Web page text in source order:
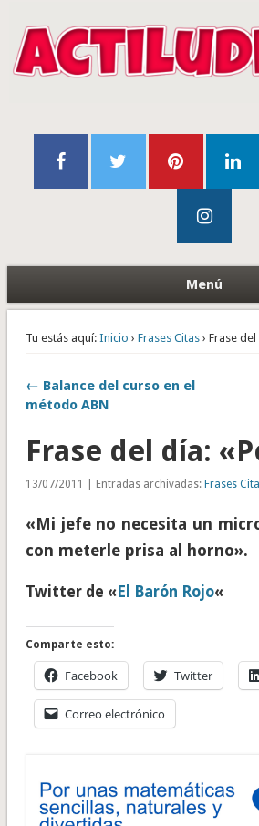
Menú
Tu estás aquí: Inicio › Frases Citas› Frase
← Balance del curso en el
método ABN
Frase del día:
13/07/2011 | Entradas archivadas: Frases
«Mi jefe no necesita un
con meterle prisa al horno».
Twitter de «El Barón Rojo«
Comparte esto:
Facebook Twitter
Correo electrónico